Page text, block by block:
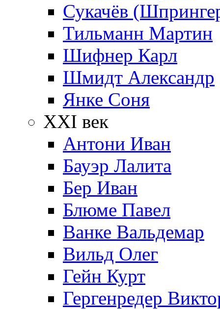
Сукачёв
Тильманн Мартин
Шифнер Карл
Шмидт Александр
Янке Соня
XXI век
Антони Иван
Бауэр Лалита
Бер Иван
Блюме Павел
Ванке Вальдемар
Вильд Олег
Гейн Курт
Гергенредер